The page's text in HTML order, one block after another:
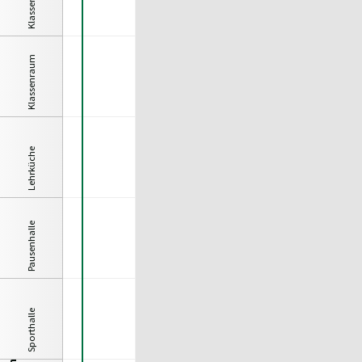
Klassenraum
Lehrküche
Pausenhalle
Sporthalle